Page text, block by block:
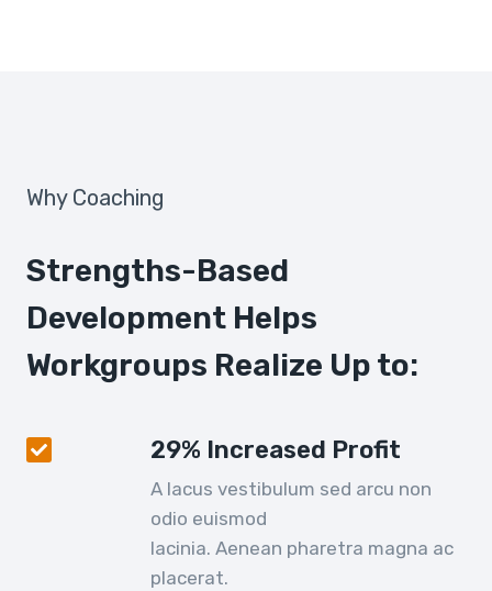
Why Coaching
Strengths-Based
Development Helps
Workgroups Realize Up to:
29% Increased Profit
A lacus vestibulum sed arcu non
odio euismod
lacinia. Aenean pharetra magna ac
placerat.